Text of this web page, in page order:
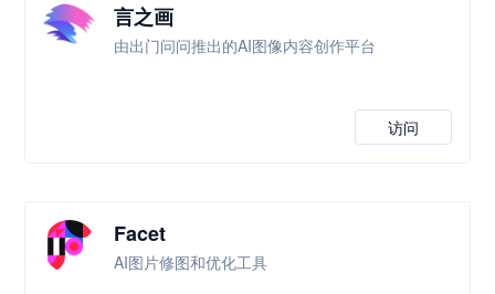
言之画
由出门问问推出的AI图像内容创作平台
访问
Facet
AI图片修图和优化工具